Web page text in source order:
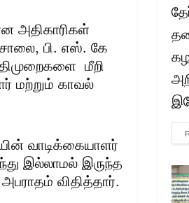
அதிகாரிகள்
பி. எஸ். கே
மீறி
மற்றும் காவல்
வாடிக்கையாளர்
இல்லாமல் இருந்த
விதித்தார்.